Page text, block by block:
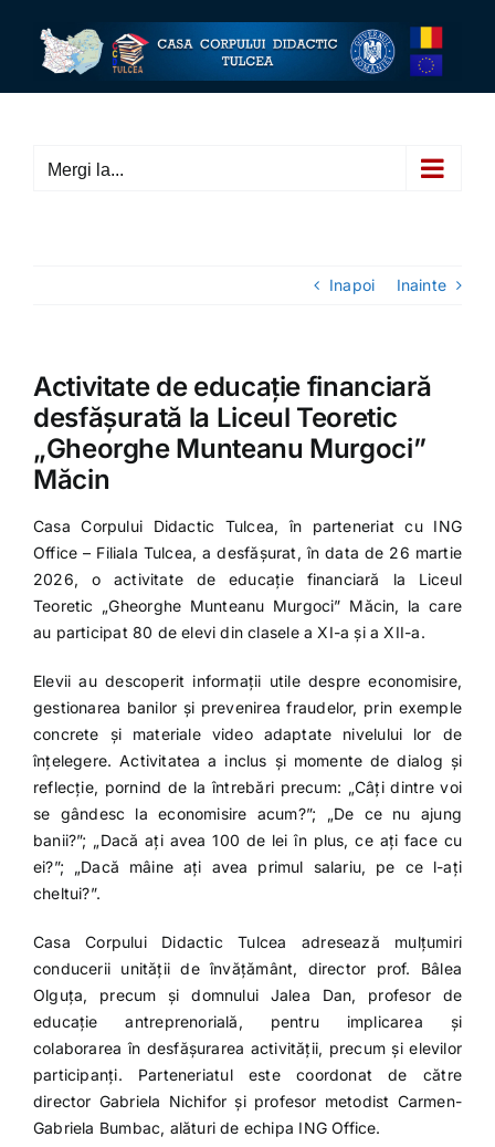
content
Mergi la...
Inapoi Inainte
Activitate de educație financiară
desfășurată la Liceul Teoretic
„Gheorghe Munteanu Murgoci”
Măcin
Casa Corpului Didactic Tulcea, în parteneriat cu ING
Office – Filiala Tulcea, a desfășurat, în data de 26 martie
2026, o activitate de educație financiară la Liceul
Teoretic „Gheorghe Munteanu Murgoci” Măcin, la care
au participat 80 de elevi din clasele a XI-a și a XII-a.
Elevii au descoperit informații utile despre economisire,
gestionarea banilor și prevenirea fraudelor, prin exemple
concrete și materiale video adaptate nivelului lor de
înțelegere. Activitatea a inclus și momente de dialog și
reflecție, pornind de la întrebări precum: „Câți dintre voi
se gândesc la economisire acum?”; „De ce nu ajung
banii?”; „Dacă ați avea 100 de lei în plus, ce ați face cu
ei?”; „Dacă mâine ați avea primul salariu, pe ce l-ați
cheltui?”.
Casa Corpului Didactic Tulcea adresează mulțumiri
conducerii unității de învățământ, director prof. Bâlea
Olguța, precum și domnului Jalea Dan, profesor de
educație antreprenorială, pentru implicarea și
colaborarea în desfășurarea activității, precum și elevilor
participanți. Parteneriatul este coordonat de către
director Gabriela Nichifor și profesor metodist Carmen-
Gabriela Bumbac, alături de echipa ING Office.